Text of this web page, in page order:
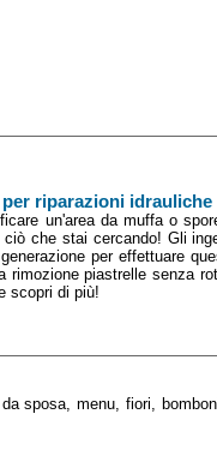
riparazioni idrauliche
un'area da muffa o
che stai cercando! Gli
per effettuare
piastrelle senza
scopri di più!
sposa, menu, fiori,